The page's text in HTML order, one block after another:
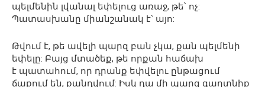
պելմենին լվանալ եփելուց առաջ, թե՝ ոչ:
Պատասխանը միանշանակ է՝ այո:
Թվում է, թե ավելի պարզ բան չկա, քան պելմենի
եփելը: Բայց մտածեք, թե որքան հաճախ
է պատահում, որ դրանք եփվելու ընթացում
ճաքում են, քանդվում: Իսկ դա մի պարզ գաղտնիք